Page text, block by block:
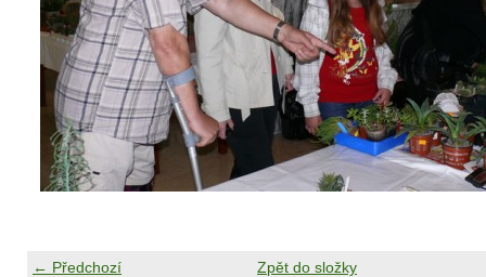
← Předchozí
Zpět do složky